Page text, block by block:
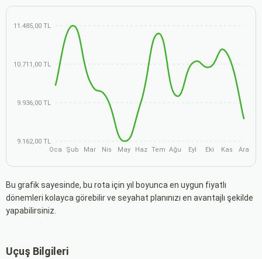
11.485,00 TL
10.711,00 TL
9.936,00 TL
9.162,00 TL
Oca
Şub Mar Nis May Haz Tem Ağu Eyl Eki Kas Ara
Bu grafik sayesinde, bu rota için yıl boyunca en uygun fiyatlı
dönemleri kolayca görebilir ve seyahat planınızı en avantajlı şekilde
yapabilirsiniz.
Uçuş Bilgileri